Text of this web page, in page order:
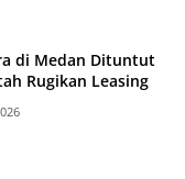
di Medan Dituntut
Rugikan Leasing